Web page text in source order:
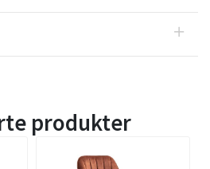
produkter